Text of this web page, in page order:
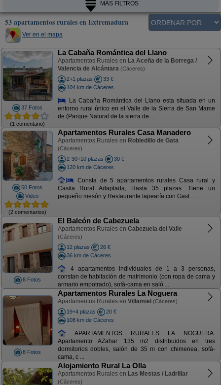
MÁS FILTROS
53 apartamentos rurales en Extremadura
Ver en el mapa
37 Fotos
(1 comentario)
La Cabaña Romántica del Llano
Apartamentos Rurales en La Aceña de la Borrega /
Valencia de Alcántara (Cáceres)
2+1 plazas
33 €
104 km de Cáceres
La Cabaña Romántica del Llano esta situada en un
entorno rural único en el Valle de la Sierra de San Mame
de (Parque Natural de la sierra de ...
50 Fotos
Video
(2 comentarios)
Apartamentos Rurales Casa Manadero
Apartamentos Rurales en Robledillo de Gata
(Cáceres)
2-30+10 plazas
30 €
120 km de Cáceres
Consta de 5 apartamentos rurales Casa rural y
Casita Rural Adaptada, Hasta 35 plazas. Tiene un
pequeño mesón y Restaurante tapearía con Gast ...
8 Fotos
El Balcón de Cabezuela
Apartamentos Rurales en Cabezuela del Valle
(Cáceres)
12 plazas
26 €
36 km de Cáceres
4 apartamentos individuales de 1 a 3 personas,
constan de habitación de matrimonio (con ropa de cama y
armario empotrado), sofá-cama en saló ...
8 Fotos
Apartamentos Rurales La Noguera
Apartamentos Rurales en Villamiel (Cáceres)
19+4 plazas
20 €
108 km de Cáceres
APARTAMENTOS RURALES LA NOGUERA:
Apartamento AZahar 135 m2 distribuidos en tres
dormitorios dobles, salón de 35 m con chimenea, sofá-
cama, c ...
Alojamiento Rural La Olla
Apartamentos Rurales en Las Mestas / Ladrillar
(Cáceres)